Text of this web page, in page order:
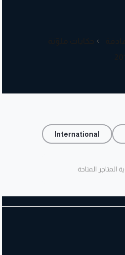
International
المتاجر المتاحة